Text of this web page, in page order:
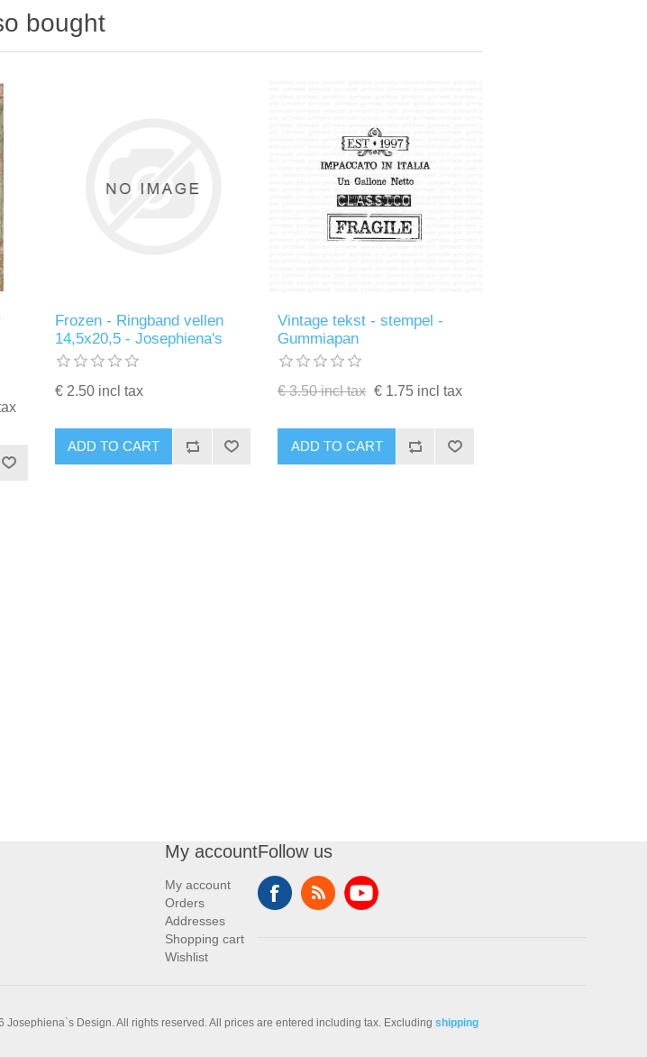
bought
Frozen - Ringband vellen
14,5x20,5 - Josephiena's
€ 2.50 incl tax
ADD TO CART
Vintage tekst - stempel -
Gummiapan
€ 3.50 incl tax € 1.75 incl tax
ADD TO CART
My account
My account
Orders
Addresses
Shopping cart
Wishlist
Follow us
Josephiena`s Design. All rights reserved. All prices are entered including tax. Excluding shipping